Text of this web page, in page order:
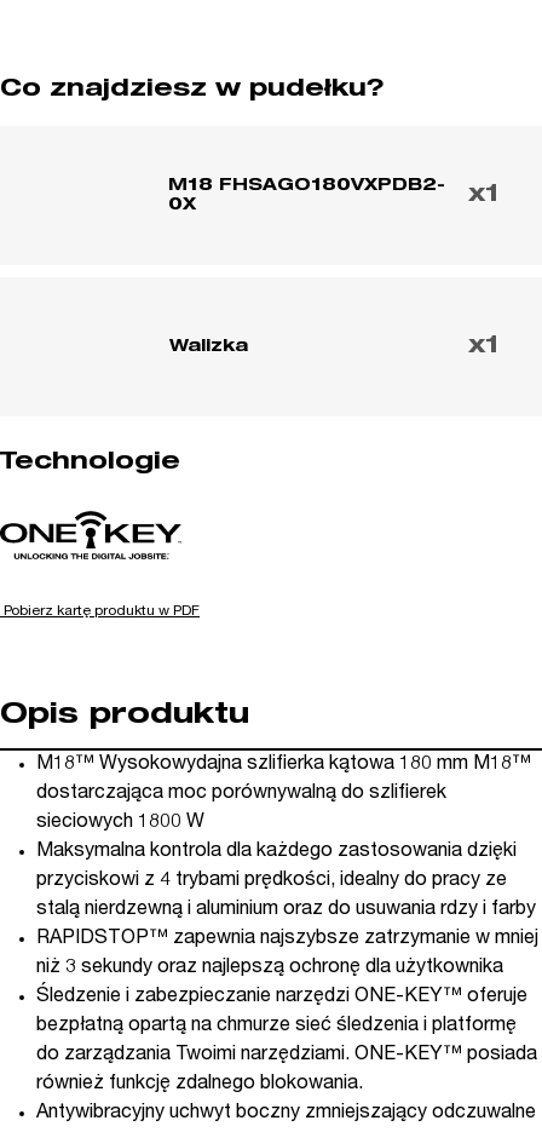
hamulcem,
ONE-
Co znajdziesz w pudełku?
M18 FHSAGO180VXPDB2-
0X
x1
Walizka x1
Technologie
Pobierz kartę produktu w PDF
Opis produktu
M18™ Wysokowydajna szlifierka kątowa 180 mm M18™
dostarczająca moc porównywalną do szlifierek
sieciowych 1800 W
Maksymalna kontrola dla każdego zastosowania dzięki
przyciskowi z 4 trybami prędkości, idealny do pracy ze
stalą nierdzewną i aluminium oraz do usuwania rdzy i farby
RAPIDSTOP™ zapewnia najszybsze zatrzymanie w mniej
niż 3 sekundy oraz najlepszą ochronę dla użytkownika
Śledzenie i zabezpieczanie narzędzi ONE-KEY™ oferuje
bezpłatną opartą na chmurze sieć śledzenia i platformę
do zarządzania Twoimi narzędziami. ONE-KEY™ posiada
również funkcję zdalnego blokowania.
Antywibracyjny uchwyt boczny zmniejszający odczuwalne